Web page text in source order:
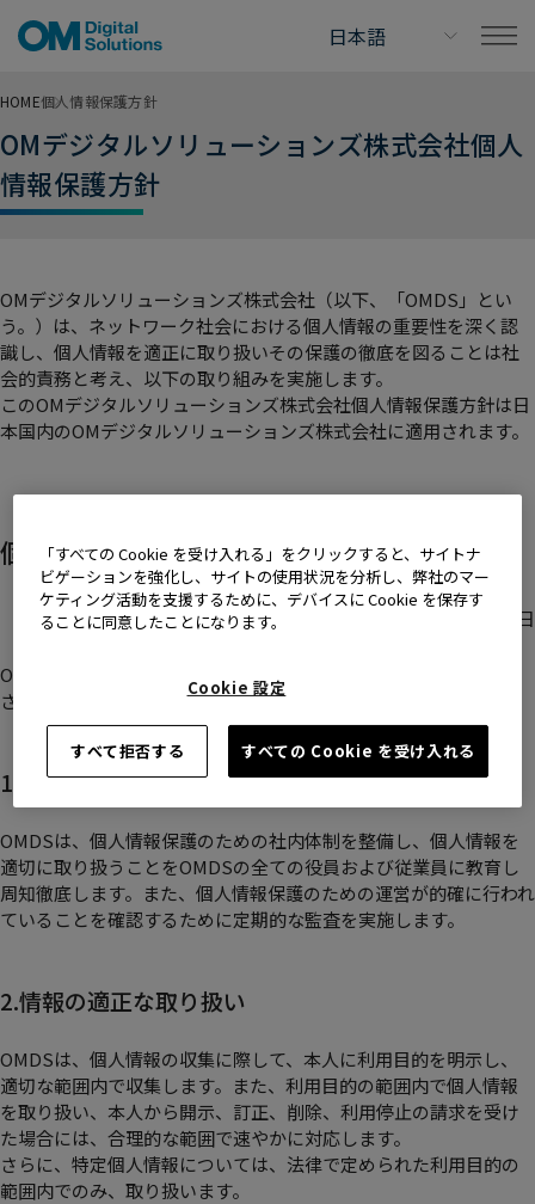
HOME個人情報保護方針
OMデジタルソリューションズ株式会社個人
情報保護方針
OMデジタルソリューションズ株式会社（以下、「OMDS」とい
う。）は、ネットワーク社会における個人情報の重要性を深く認
識し、個人情報を適正に取り扱いその保護の徹底を図ることは社
会的責務と考え、以下の取り組みを実施します。
このOMデジタルソリューションズ株式会社個人情報保護方針は日
本国内のOMデジタルソリューションズ株式会社に適用されます。
個人情報保護方針
制定日 2021年1月1日
OMDSにおける 個人情報の取り扱いについてはこちら
さい。
1.社内体制の整備
OMDSは、個人情報保護のための社内体制を整備し、個人情報を
適切に取り扱うことをOMDSの全ての役員および従業員に教育し
周知徹底します。また、個人情報保護のための運営が的確に行われ
ていることを確認するために定期的な監査を実施します。
2.情報の適正な取り扱い
OMDSは、個人情報の収集に際して、本人に利用目的を明示し、
適切な範囲内で収集します。また、利用目的の範囲内で個人情報
を取り扱い、本人から開示、訂正、削除、利用停止の請求を受け
た場合には、合理的な範囲で速やかに対応します。
さらに、特定個人情報については、法律で定められた利用目的の
範囲内でのみ、取り扱います。
「すべての Cookie を受け入れる」をクリックすると、サイトナ
ビゲーションを強化し、サイトの使用状況を分析し、弊社のマー
ケティング活動を支援するために、デバイスに Cookie を保存す
ることに同意したことになります。
Cookie 設定
すべて拒否する すべての Cookie を受け入れる